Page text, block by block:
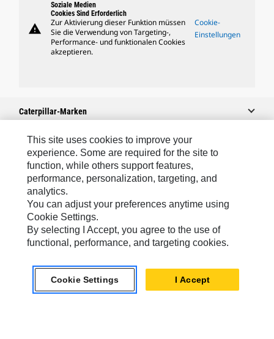
warning
Soziale Medien
Cookies Sind Erforderlich
Zur Aktivierung dieser Funktion müssen
Sie die Verwendung von Targeting-,
Performance- und funktionalen Cookies
akzeptieren.
Cookie-
Einstellungen
Caterpillar-Marken
Caterpillar.com
Caterpillar Kontaktieren
Meine Marketing-Präferenzen
Seitenübersicht
Cookie Settings
Datenschutz
This site uses cookies to improve your
experience. Some are required for the site to
function, while others support features,
performance, personalization, targeting, and
analytics.
You can adjust your preferences anytime using
Cookie Settings.
By selecting I Accept, you agree to the use of
functional, performance, and targeting cookies.
Cookie Settings I Accept